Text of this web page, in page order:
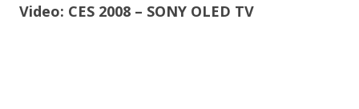
Video: CES 2008 – SONY OLED TV